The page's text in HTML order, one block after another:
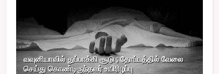
வவுனியாவில் துப்பாக்கி சூடு ; தோட்டத்தில் வேலை
செய்து கொண்டிருந்தவர் உயிரிழப்பு